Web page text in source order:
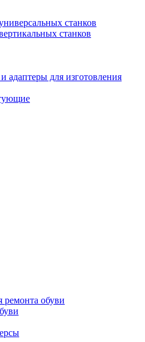
станков
станков
адаптеры для изготовления
обуви